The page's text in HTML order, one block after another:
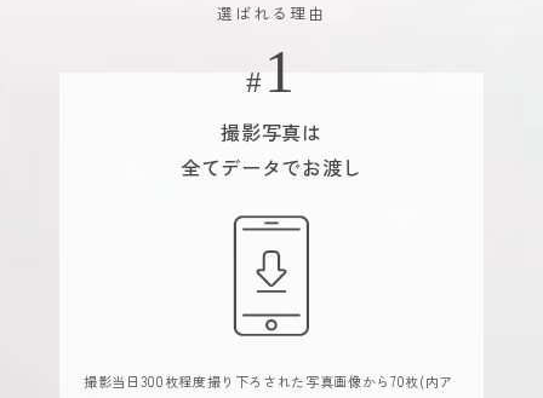
選ばれる理由
撮影写真は
全てデータでお渡し
撮影当日300枚程度撮り下ろされた写真画像から70枚(内ア